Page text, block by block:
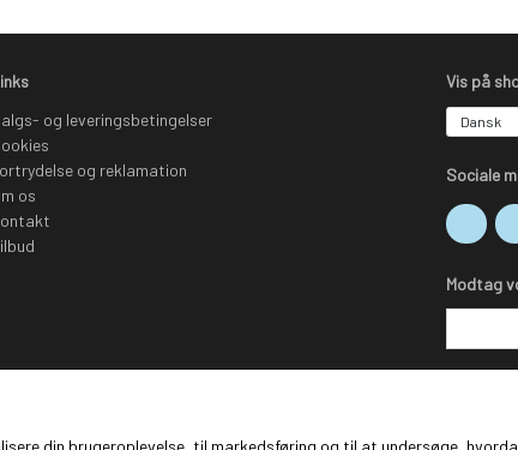
og leveringsbetingelser
og reklamation
os
Vis på
Sociale
Modtag
din brugeroplevelse, til markedsføring og til at undersøge,